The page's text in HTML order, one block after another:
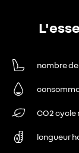
nombre
CO2 cycle
longueur